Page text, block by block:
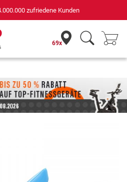
zufriedene Kunden
69x